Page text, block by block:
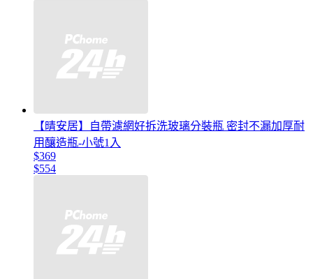
【晴安居】自帶濾網好拆洗玻璃分裝瓶 密封不漏加厚耐
用釀造瓶-小號1入
$369
$554